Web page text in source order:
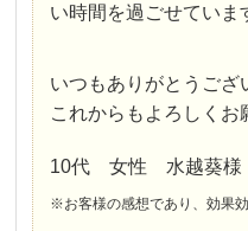
い時間を過ごせていま
いつもありがとうござ
これからもよろしくお
10代 女性 水越葵様
※お客様の感想であり、効果